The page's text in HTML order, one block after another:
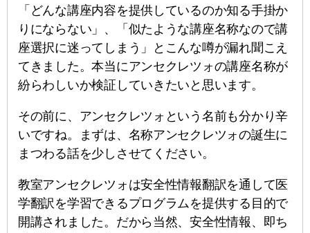
「どんな講座内容を提供しているのか知る手掛か
りにならない」、「似たような講座名称なので講
座選択に迷ってしまう」とこんな噂が漏れ聞こえ
てきました。本当にアンセクレツォの講座名称が
紛らわしいか検証していきたいと思います。
その前に、アンセクレツォという名前も分かり辛
いですね。まずは、名称アンセクレツォの誕生に
まつわる話を少しさせてください。
教室アンセクレツォは安全性情報翻訳を通して医
学翻訳を学習できるプログラムを提供する目的で
開講されました。だから当然、安全性情報、即ち